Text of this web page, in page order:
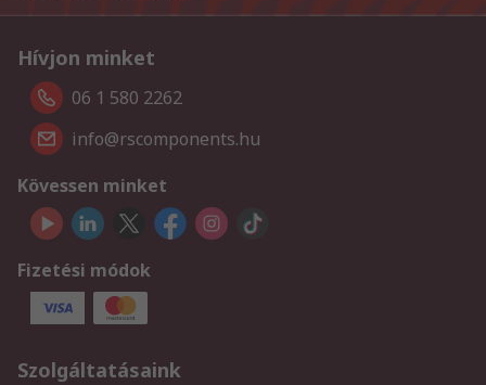
Hívjon minket
06 1 580 2262
info@rscomponents.hu
Kövessen minket
Fizetési módok
Szolgáltatásaink